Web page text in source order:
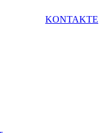
KONTAKTE